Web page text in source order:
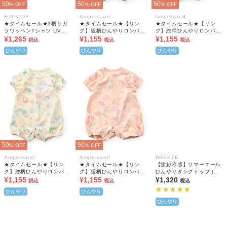
50% OFF
F.O.KIDS
★タイムセール★3柄サガ
ラワッペンTシャツ UVカ
ット 吸水速乾 接触冷感
¥1,265 税込
ひんやり
50% OFF
Ampersand
★タイムセール★【リン
ク】総柄ひんやりロンパス
B 吸水速乾 接触冷感
¥1,155 税込
ひんやり
50% OFF
Ampersand
★タイムセール★【リン
ク】総柄ひんやりロンパス
B 吸水速乾 接触冷感
¥1,155 税込
ひんやり
50% OFF
Ampersand
★タイムセール★【リン
ク】総柄ひんやりロンパス
B 吸水速乾 接触冷感
¥1,155 税込
ひんやり
50% OFF
Ampersand
★タイムセール★【リン
ク】総柄ひんやりロンパス
B 吸水速乾 接触冷感
¥1,155 税込
ひんやり
BREEZE
【接触冷感】サマーエール
ひんやりタンクトップ (セ
ットアップ可)
¥1,320 税込
ひんやり